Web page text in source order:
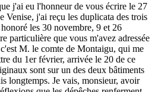
j'ai eu l'honneur de vous écrire le 27
Venise, j'ai reçu les duplicata des trois
les 30 novembre, 9 et 26
particulière que vous m'avez adressée
M. le comte de Montaigu, qui me
du 1er février, arrivée le 20 de ce
sont sur un des deux bâtiments
longtemps. Je vais, monsieur, avoir